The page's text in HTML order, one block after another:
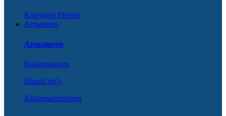
Kategorie Fliesen
Armaturen
Armaturen
Badarmaturen
Dusch Set's
Küchenarmaturen